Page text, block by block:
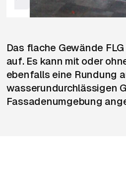
Das flache Gewände
auf. Es kann mit oder
ebenfalls eine Rundung
wasserundurchlässigen
Fassadenumgebung